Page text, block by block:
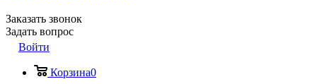
Заказать звонок
Задать вопрос
Войти
Корзина0